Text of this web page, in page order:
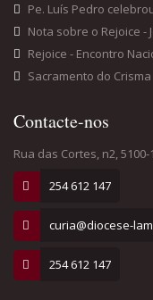
Pe. Luís Pedro
Nota sobre o Rejoice -
Rejoice - Encontro
Sacramento do Crisma
Contacte-nos
Rua das Cortes, n2, 5100-
254 612 147
curia@diocese-
254 612 147